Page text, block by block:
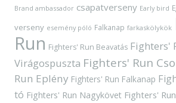
Brand ambassador csapatverseny Early bird
verseny esemény póló Falkanap farkaskölykök
Run Fighters' Run Beavatás Fighters'
Virágospuszta Fighters' Run
Run Eplény Fighters' Run Falkanap
tó Fighters' Run Nagykövet Fighters'